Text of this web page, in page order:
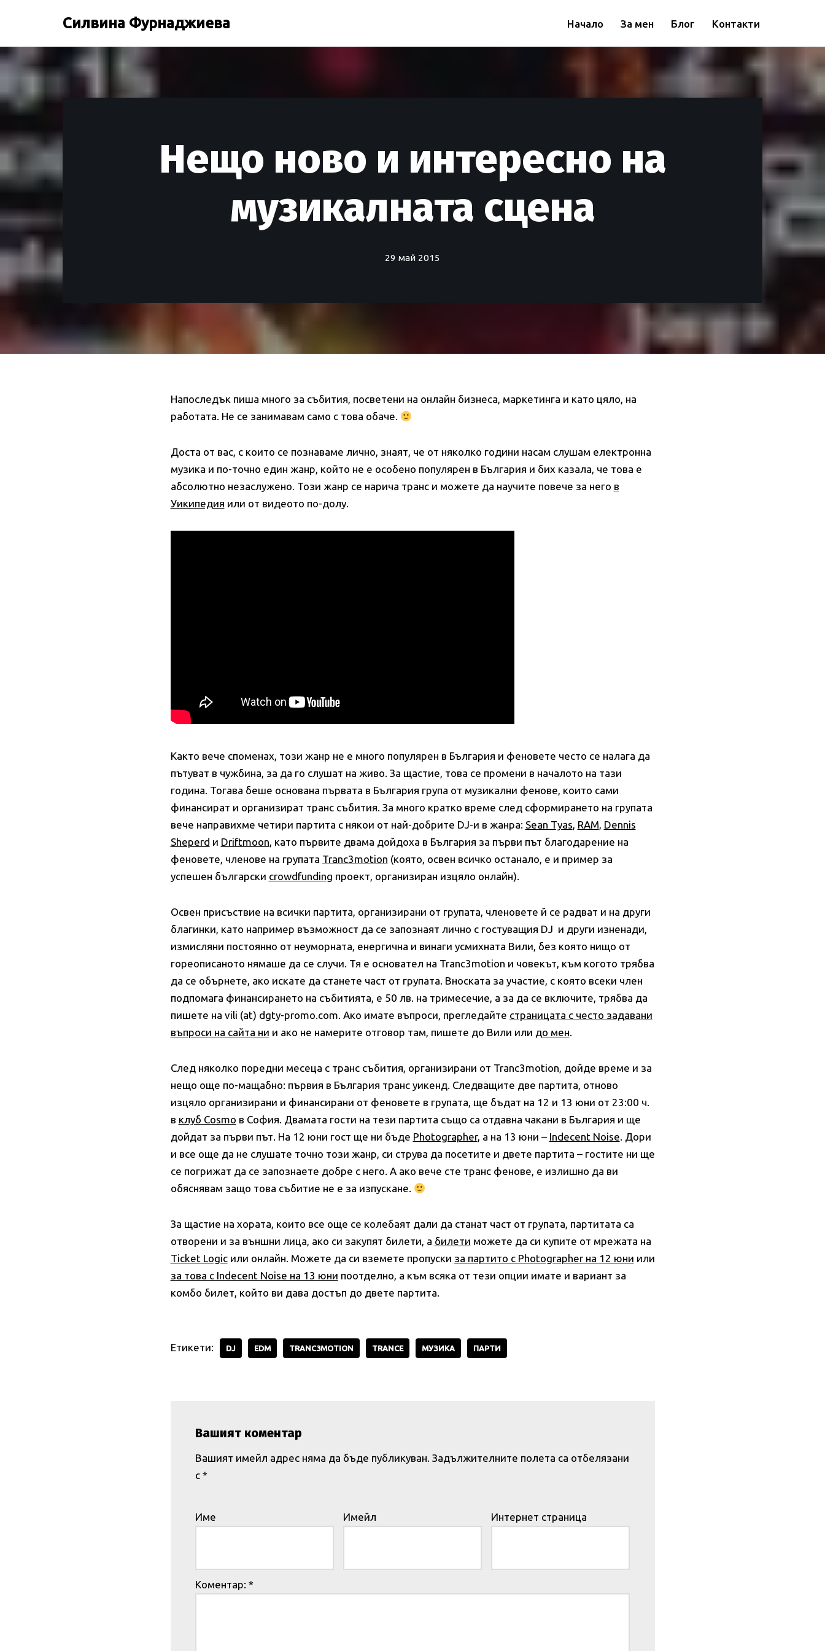
съдържанието
Силвина Фурнаджиева Начало За мен Блог Контакти
Нещо ново и интересно на
музикалната сцена
29 май 2015
Напоследък пиша много за събития, посветени на онлайн бизнеса, маркетинга и като цяло, на
работата. Не се занимавам само с това обаче.
Доста от вас, с които се познаваме лично, знаят, че от няколко години насам слушам електронна
музика и по-точно един жанр, който не е особено популярен в България и бих казала, че това е
абсолютно незаслужено. Този жанр се нарича транс и можете да научите повече за него в
Уикипедия или от видеото по-долу.
Както вече споменах, този жанр не е много популярен в България и феновете често се налага да
пътуват в чужбина, за да го слушат на живо. За щастие, това се промени в началото на тази
година. Тогава беше основана първата в България група от музикални фенове, които сами
финансират и организират транс събития. За много кратко време след сформирането на групата
вече направихме четири партита с някои от най-добрите DJ-и в жанра: Sean Tyas, RAM, Dennis
Sheperd и Driftmoon, като първите двама дойдоха в България за първи път благодарение на
феновете, членове на групата Tranc3motion (която, освен всичко останало, е и пример за
успешен български crowdfunding проект, организиран изцяло онлайн).
Освен присъствие на всички партита, организирани от групата, членовете й се радват и на други
благинки, като например възможност да се запознаят лично с гостуващия DJ и други изненади,
измисляни постоянно от неуморната, енергична и винаги усмихната Вили, без която нищо от
гореописаното нямаше да се случи. Тя е основател на Tranc3motion и човекът, към когото трябва
да се обърнете, ако искате да станете част от групата. Вноската за участие, с която всеки член
подпомага финансирането на събитията, е 50 лв. на тримесечие, а за да се включите, трябва да
пишете на vili (at) dgty-promo.com. Ако имате въпроси, прегледайте страницата с често задавани
въпроси на сайта ни и ако не намерите отговор там, пишете до Вили или до мен.
След няколко поредни месеца с транс събития, организирани от Tranc3motion, дойде време и за
нещо още по-мащабно: първия в България транс уикенд. Следващите две партита, отново
изцяло организирани и финансирани от феновете в групата, ще бъдат на 12 и 13 юни от 23:00 ч.
в клуб Cosmo в София. Двамата гости на тези партита също са отдавна чакани в България и ще
дойдат за първи път. На 12 юни гост ще ни бъде Photographer, а на 13 юни – Indecent Noise. Дори
и все още да не слушате точно този жанр, си струва да посетите и двете партита – гостите ни ще
се погрижат да се запознаете добре с него. А ако вече сте транс фенове, е излишно да ви
обяснявам защо това събитие не е за изпускане.
За щастие на хората, които все още се колебаят дали да станат част от групата, партитата са
отворени и за външни лица, ако си закупят билети, а билети можете да си купите от мрежата на
Ticket Logicили онлайн. Можете да си вземете пропуски за партито с Photographer на 12 юни или
за това с Indecent Noise на 13 юни поотделно, а към всяка от тези опции имате и вариант за
комбо билет, който ви дава достъп до двете партита.
Етикети: DJ EDM TRANC3MOTION TRANCE МУЗИКА ПАРТИ
Вашият коментар
Вашият имейл адрес няма да бъде публикуван. Задължителните полета са отбелязани
с *
Име Имейл Интернет страница
Коментар: *